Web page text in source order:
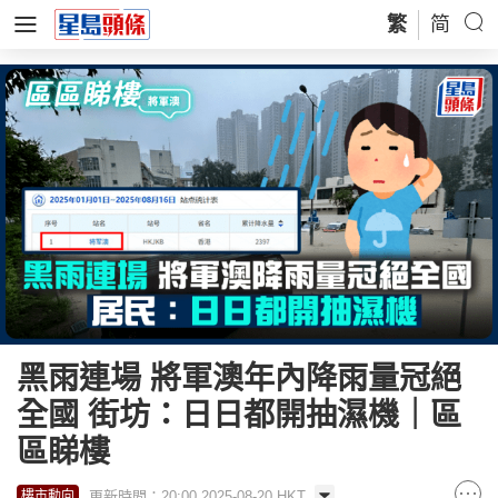
繁 简
黑雨連場 將軍澳年內降雨量冠絕
全國 街坊：日日都開抽濕機｜區
區睇樓